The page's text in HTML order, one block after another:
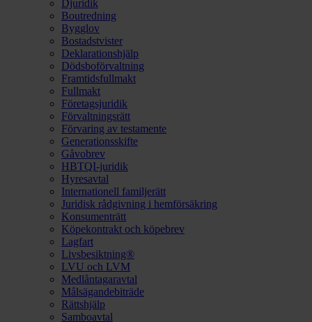
Djuridik
Boutredning
Bygglov
Bostadstvister
Deklarationshjälp
Dödsboförvaltning
Framtidsfullmakt
Fullmakt
Företagsjuridik
Förvaltningsrätt
Förvaring av testamente
Generationsskifte
Gåvobrev
HBTQI-juridik
Hyresavtal
Internationell familjerätt
Juridisk rådgivning i hemförsäkring
Konsumenträtt
Köpekontrakt och köpebrev
Lagfart
Livsbesiktning®
LVU och LVM
Medlåntagaravtal
Målsägandebiträde
Rättshjälp
Samboavtal